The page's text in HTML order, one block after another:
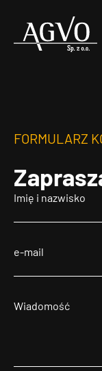
Header
FORMULARZ